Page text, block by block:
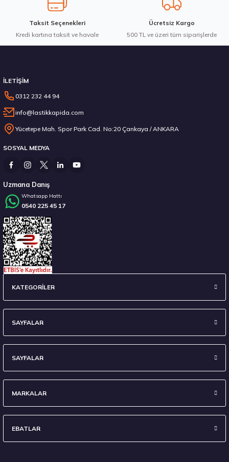
3.382,50 ₺
Stokta 12 Adet
Hankook 275/30R20 97Y XL Ventus S1 evo3 K127 Yaz 2026
Taksit Seçenekleri
Kredi kartına taksit ve havale
Ücretsiz Kargo
500 TL ve üzeri tüm siparişlerde
İLETİŞİM
0312 232 44 94
info@lastikkapida.com
Yücetepe Mah. Spor Park Cad. No:20 Çankaya / ANKARA
SOSYAL MEDYA
Uzmana Danış
Whatsapp Hattı
0540 225 45 17
KATEGORİLER
SAYFALAR
SAYFALAR
MARKALAR
EBATLAR